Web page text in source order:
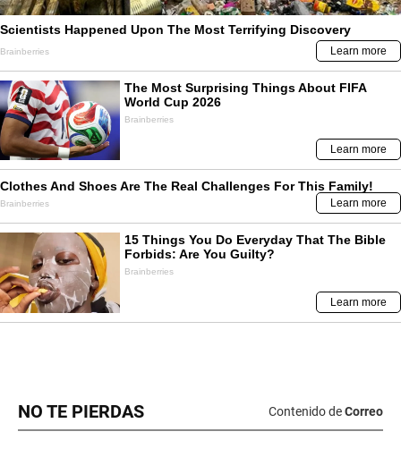
NO TE PIERDAS Contenido deCorreo